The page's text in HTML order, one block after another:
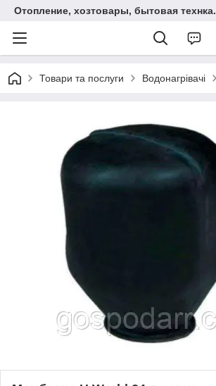
Отопление, хозтовары, бытовая технка.
Товари та послуги Водонагрівачі